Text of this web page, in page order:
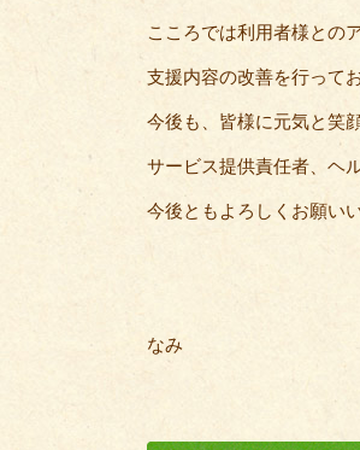
こころでは利用者様との
支援内容の改善を行って
今後も、皆様に元気と笑
サービス提供責任者、ヘ
今後ともよろしくお願い
なみ